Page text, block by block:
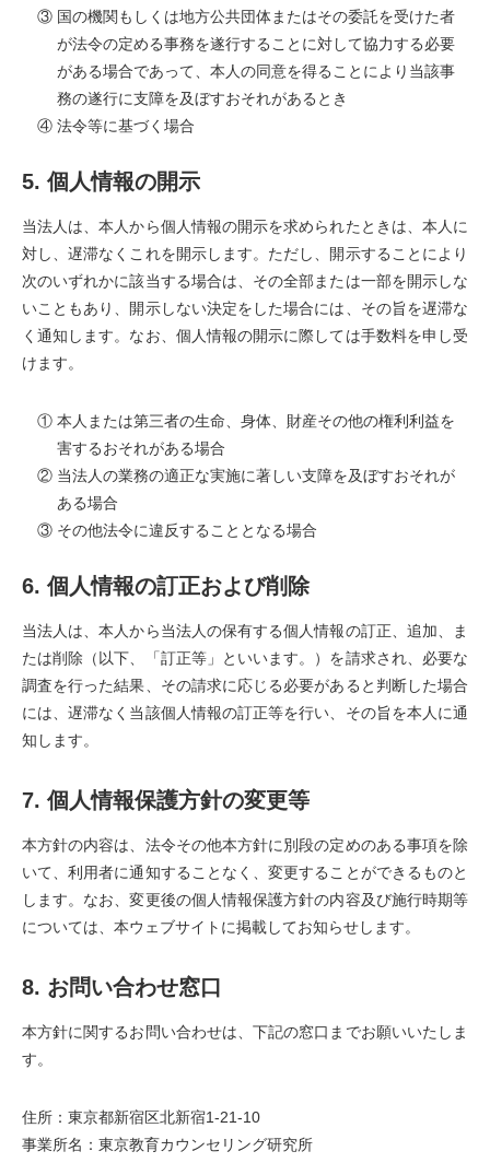
③ 国の機関もしくは地方公共団体またはその委託を受けた者
が法令の定める事務を遂行することに対して協力する必要
がある場合であって、本人の同意を得ることにより当該事
務の遂行に支障を及ぼすおそれがあるとき
④ 法令等に基づく場合
5. 個人情報の開示
当法人は、本人から個人情報の開示を求められたときは、本人に
対し、遅滞なくこれを開示します。ただし、開示することにより
次のいずれかに該当する場合は、その全部または一部を開示しな
いこともあり、開示しない決定をした場合には、その旨を遅滞な
く通知します。なお、個人情報の開示に際しては手数料を申し受
けます。
① 本人または第三者の生命、身体、財産その他の権利利益を
害するおそれがある場合
② 当法人の業務の適正な実施に著しい支障を及ぼすおそれが
ある場合
③ その他法令に違反することとなる場合
6. 個人情報の訂正および削除
当法人は、本人から当法人の保有する個人情報の訂正、追加、ま
たは削除（以下、「訂正等」といいます。）を請求され、必要な
調査を行った結果、その請求に応じる必要があると判断した場合
には、遅滞なく当該個人情報の訂正等を行い、その旨を本人に通
知します。
7. 個人情報保護方針の変更等
本方針の内容は、法令その他本方針に別段の定めのある事項を除
いて、利用者に通知することなく、変更することができるものと
します。なお、変更後の個人情報保護方針の内容及び施行時期等
については、本ウェブサイトに掲載してお知らせします。
8. お問い合わせ窓口
本方針に関するお問い合わせは、下記の窓口までお願いいたしま
す。
住所：東京都新宿区北新宿1-21-10
事業所名：東京教育カウンセリング研究所